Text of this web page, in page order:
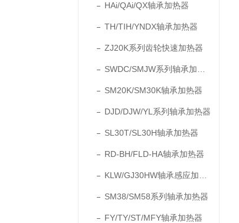
HAi/QAi/QX轴承加热器
TH/TIH/YNDX轴承加热器
ZJ20K系列齿轮快速加热器
SM20K/SM30K轴承加热器
DJD/DJW/YL系列轴承加热器
SL30T/SL30H轴承加热器
RD-BH/FLD-HA轴承加热器
SM38/SM58系列轴承加热器
FY/TY/ST/MFY轴承加热器